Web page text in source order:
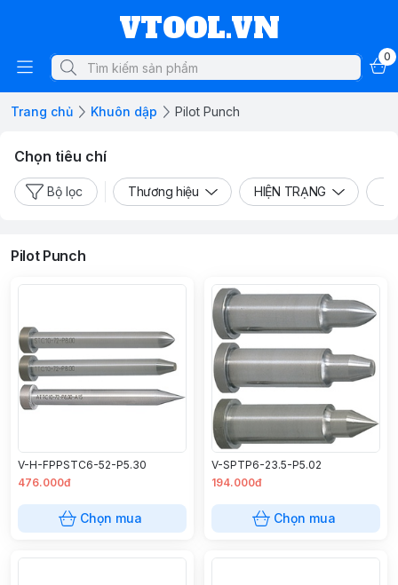
VTOOL.VN
0
Trang chủ Khuôn dập Pilot Punch
Chọn tiêu chí
Bộ lọc Thương hiệu HIỆN TRẠNG
Pilot Punch
V-H-FPPSTC6-52-P5.30
476.000đ
Chọn mua
V-SPTP6-23.5-P5.02
194.000đ
Chọn mua